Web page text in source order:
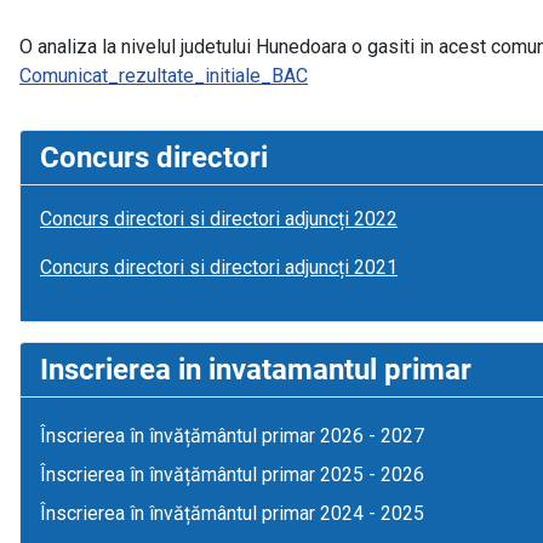
O analiza la nivelul judetului Hunedoara o gasiti in acest
Comunicat_rezultate_initiale_BAC
Concurs directori
Concurs directori si directori adjuncți 2022
Concurs directori si directori adjuncți 2021
Inscrierea in invatamantul primar
Înscrierea în învățământul primar 2026 - 2027
Înscrierea în învățământul primar 2025 - 2026
Înscrierea în învățământul primar 2024 - 2025